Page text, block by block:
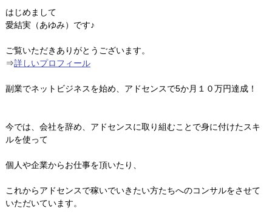
はじめまして
愛結実（あゆみ）です♪
ご覧いただきありがとうございます。
⇒詳しいプロフィール
副業でネットビジネスを始め、アドセンスで5か月１０万円達成！
今では、会社を辞め、アドセンスに取り組むことで身に付けたスキ
ルを使って
個人や企業からお仕事を頂いたり、
これからアドセンスで稼いでいきたい方たちへのコンサルをさせて
いただいています。